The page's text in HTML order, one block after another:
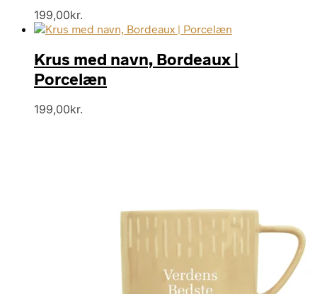
199,00kr.
Krus med navn, Bordeaux |
Porcelæn
199,00kr.